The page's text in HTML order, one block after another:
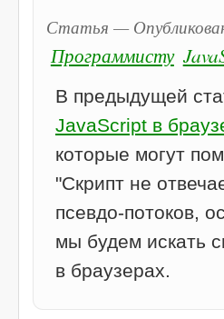
Статья —
Программисту
В предыдущей
JavaScript в
которые могут
"Скрипт не
псевдо-потоков,
мы будем искать
в браузерах.